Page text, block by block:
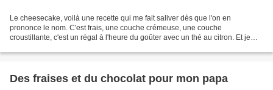
Le cheesecake, voilà une recette qui me fait saliver dès que l'on en
prononce le nom. C'est frais, une couche crémeuse, une couche
croustillante, c'est un régal à l'heure du goûter avec un thé au citron. Et je
Des fraises et du chocolat pour mon papa